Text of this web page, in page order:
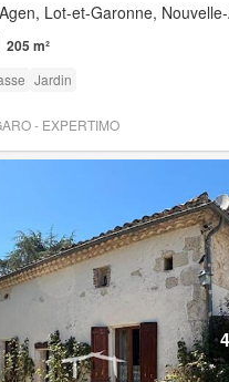
Lot-et-Garonne,
205 m²
Jardin
- EXPERTIMO